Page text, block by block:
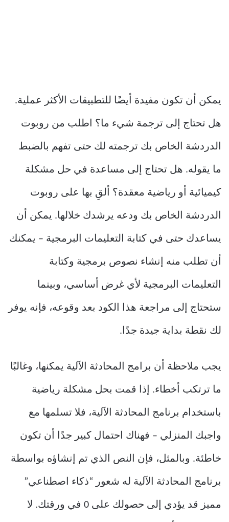
يمكن أن تكون مفيدة أيضًا للتطبيقات الأكثر عملية.
هل تحتاج إلى ترجمة شيء ما؟ اطلب من روبوت
الدردشة الخاص بك ترجمته لك حتى تفهم بالضبط
ما يقوله. هل تحتاج إلى مساعدة في حل مشكلة
كيميائية أو رياضية معقدة؟ ألقِ بها على روبوت
الدردشة الخاص بك ودعه يرشدك خلالها. يمكن أن
يساعدك حتى في كتابة التعليمات البرمجية – يمكنك
أن تطلب منه إنشاء نصوص برمجية وكتابة
التعليمات البرمجية لأي غرض أساسي، وبينما
ستحتاج إلى مراجعة هذا الكود بعد وقوعه، فإنه يوفر
لك نقطة بداية جيدة جدًا.
يجب ملاحظة أن برامج المحادثة الآلية يمكنها، وغالبًا
ما ترتكب أخطاء. إذا قمت بحل مشكلة رياضية
باستخدام برنامج المحادثة الآلية، فلا تسلمها مع
واجبك المنزلي – فهناك احتمال كبير جدًا أن تكون
خاطئة. وبالمثل، فإن النص الذي تم إنشاؤه بواسطة
برنامج المحادثة الآلية له شعور “ذكاء اصطناعي”
مميز قد يؤدي إلى حصولك على 0 في ورقتك. لا